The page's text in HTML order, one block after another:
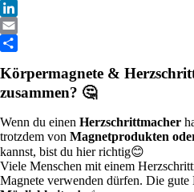
Facebook
LinkedIn
Email
Körpermagnete &
zusammen? 🤔
Wenn du einen Herzschrittmacher
trotzdem von Magnetprodukten
kannst, bist du hier richtig😊
Viele Menschen mit einem
Magnete verwenden dürfen. Die gute